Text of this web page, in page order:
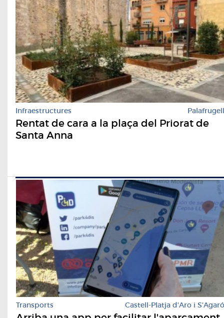
Infraestructures Palafrugell
Rentat de cara a la plaça del Priorat de
Santa Anna
Transports Castell-Platja d'Aro i S'Agaró